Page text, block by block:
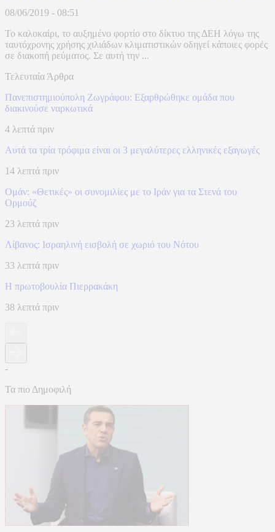
08/06/2019 - 08:51
Το καλοκαίρι, το αυξημένο φορτίο στο δίκτυο της ΔΕΗ λόγω της
ταυτόχρονης χρήσης χιλιάδων κλιματιστικών οδηγεί κάποιες φορές
σε διακοπή ρεύματος. Σε αυτή την ...
Τελευταία Άρθρα
Πανεπιστημιούπολη Ζωγράφου: Εξαρθρώθηκε ομάδα που
διακινούσε ναρκωτικά
4 λεπτά πριν
Αυτά τα τρία τρόφιμα είναι οι 3 μεγαλύτερες ελληνικές εξαγωγές
14 λεπτά πριν
Ομάν: «Θετικές» οι συνομιλίες με το Ιράν για τα Στενά του
Ορμούζ
23 λεπτά πριν
Λίβανος: Ισραηλινή εισβολή σε χωριό του Νότου
33 λεπτά πριν
Η πρωτοβουλία Πιερρακάκη
38 λεπτά πριν
-
Τα πιο Δημοφιλή